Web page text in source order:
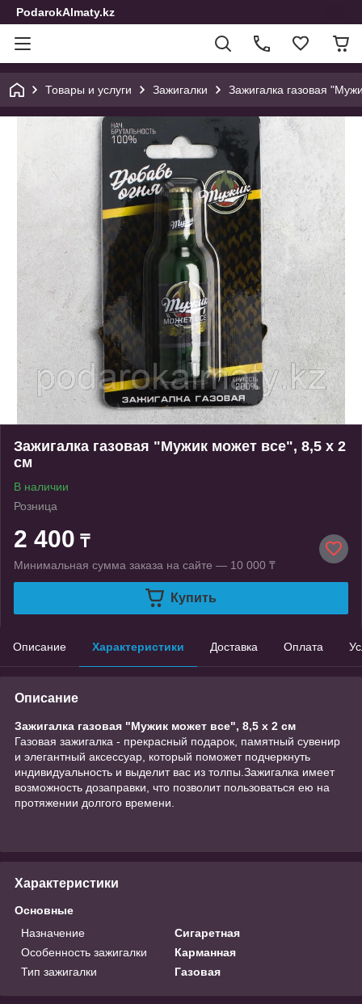
PodarokAlmaty.kz
Товары и услуги Зажигалки Зажигалка газовая
Зажигалка газовая "Мужик может все", 8,5 х 2
см
В наличии
Розница
2 400 ₸
Минимальная сумма заказа на сайте — 10 000 ₸
Купить
Описание Характеристики Доставка Оплата
Описание
Зажигалка газовая "Мужик может все", 8,5 х 2 см
Газовая зажигалка - прекрасный подарок, памятный сувенир
и элегантный аксессуар, который поможет подчеркнуть
индивидуальность и выделит вас из толпы.Зажигалка имеет
возможность дозаправки, что позволит пользоваться ею на
протяжении долгого времени.
Характеристики
Основные
Назначение
Сигаретная
Особенность зажигалки
Карманная
Тип зажигалки
Газовая